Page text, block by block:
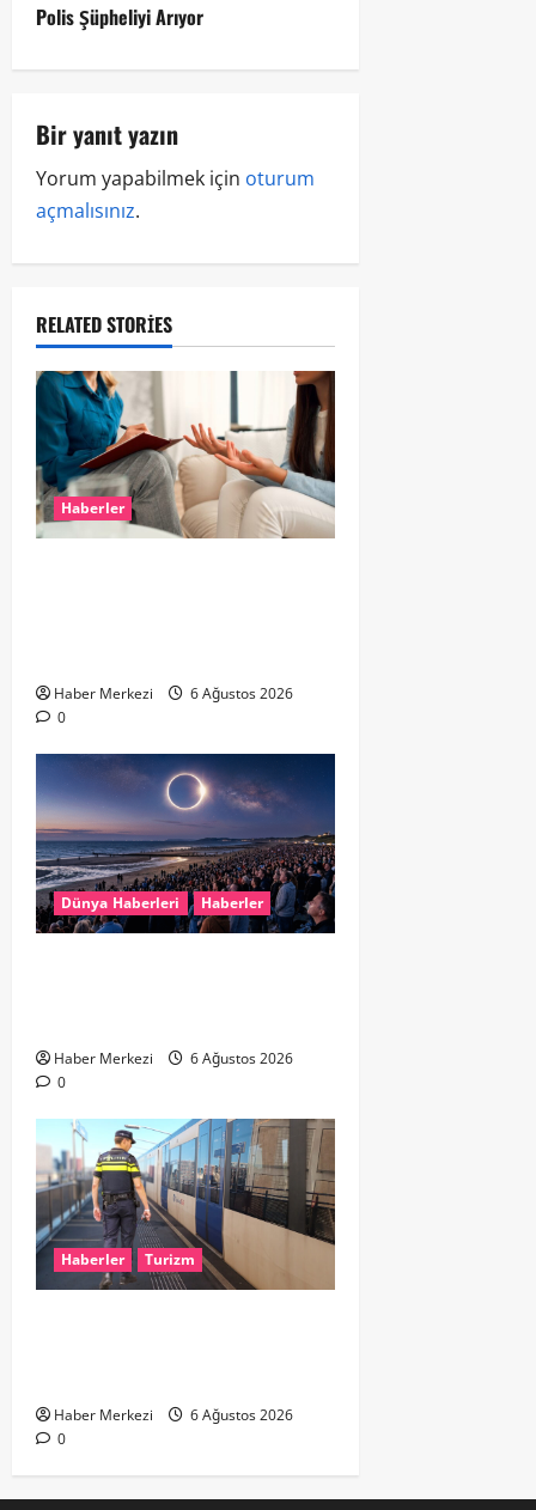
Polis Şüpheliyi Arıyor
Bir yanıt yazın
Yorum yapabilmek için oturum
açmalısınız.
RELATED STORIES
Haberler
Haber Merkezi
6 Ağustos 2026
0
Dünya Haberleri Haberler
Haber Merkezi
6 Ağustos 2026
0
Haberler Turizm
Haber Merkezi
6 Ağustos 2026
0